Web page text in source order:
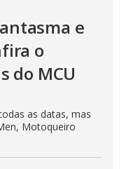
e
o
do MCU
as datas, mas
Motoqueiro